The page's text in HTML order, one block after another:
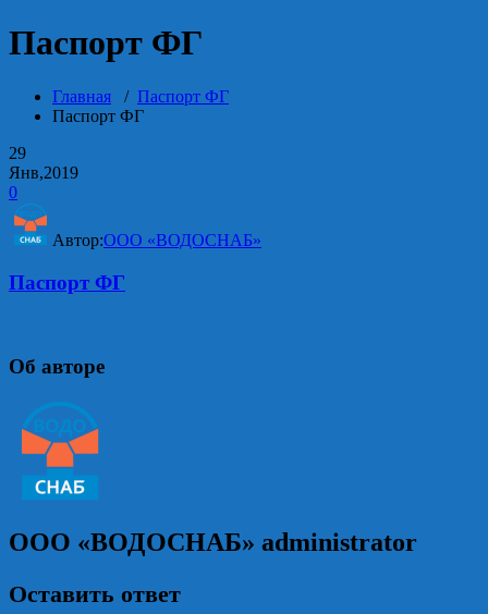
Паспорт ФГ
Главная / Паспорт ФГ
Паспорт ФГ
29
Янв,2019
0
Автор:ООО «ВОДОСНАБ»
Паспорт ФГ
Об авторе
ООО «ВОДОСНАБ» administrator
Оставить ответ